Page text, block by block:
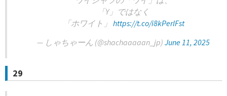
「Y」ではなく
「ホワイト」 https://t.co/i8kPerlFst
— しゃちゃーん (@shachaaaaan_jp) June 11, 2025
29